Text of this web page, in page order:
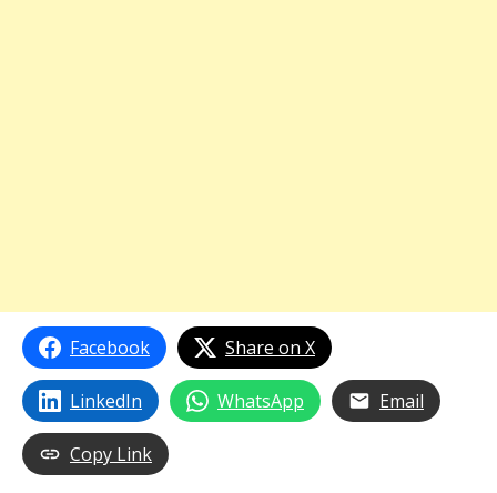
Facebook Share on X
LinkedIn WhatsApp Email
Copy Link